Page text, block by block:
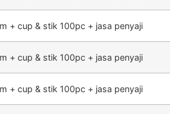
+ cup & stik 100pc + jasa penyaji
+ cup & stik 100pc + jasa penyaji
+ cup & stik 100pc + jasa penyaji